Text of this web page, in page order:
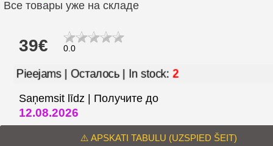
Все товары уже на складе
39€ 0.0
Pieejams | Осталось | In stock: 2
Saņemsit līdz | Получите до
12.08.2026
⚠️ APSKATI TABULU (UZSPIED ŠEIT)